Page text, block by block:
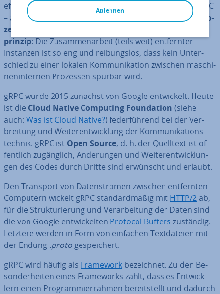
effizient abwickelt. Dabei setzt es – wie der Vorläufer RPC
– auf Pro­zess­ebe­ne an. Cha­rak­te­ris­tisch für die
In­ter­pro­
zess­kom­mu­ni­ka­ti­on
prin­zip: Die Zu­sam­men­ar­beit (teils weit) ent­fern­ter
Instanzen ist so eng und rei­bungs­los, dass kein Un­ter­
schied zu einer lokalen Kom­mu­ni­ka­ti­on zwischen ma­schi­
nen­in­ter­nen Prozessen spürbar wird.
gRPC wurde 2015 zunächst von Google ent­wi­ckelt. Heute
ist die Cloud Native Computing Foun­da­ti­on (siehe
auch: Was ist Cloud Native?) fe­der­füh­rend bei der Ver­
brei­tung und Wei­ter­ent­wick­lung der Kom­mu­ni­ka­ti­ons­
tech­nik. gRPC ist Open Source, d. h. der Quelltext ist öf­
fent­lich zu­gäng­lich, Än­de­run­gen und Wei­ter­ent­wick­lun­
gen des Codes durch Dritte sind erwünscht und erlaubt.
Den Transport von Da­ten­strö­men zwischen ent­fern­ten
Computern wickelt gRPC stan­dard­mä­ßig mit HTTP/2ab,
für die Struk­tu­rie­rung und Ver­ar­bei­tung der Daten sind
die von Google ent­wi­ckel­ten Protocol Buffers zuständig.
Letztere werden in Form von einfachen Text­da­tei­en mit
der Endung .proto ge­spei­chert.
gRPC wird häufig als Framework be­zeich­net. Zu den Be­
son­der­hei­ten eines Frame­works zählt, dass es Ent­wick­
lern einen Pro­gram­mier­rah­men be­reit­stellt und dadurch
Ablehnen